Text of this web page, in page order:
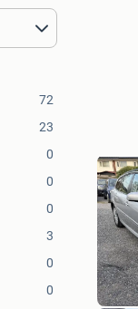
72
23
0
0
0
3
0
0